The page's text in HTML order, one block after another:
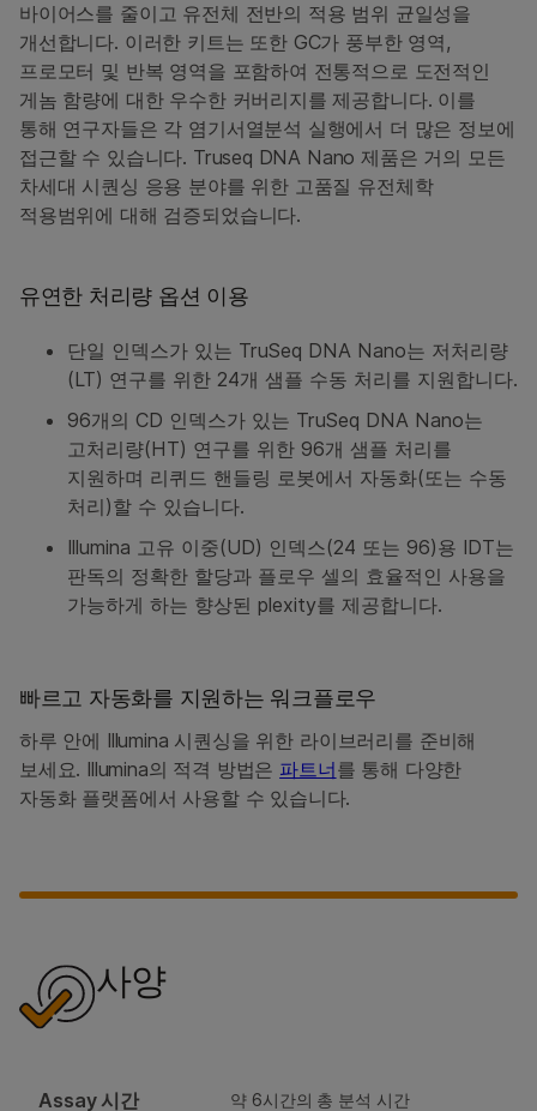
바이어스를 줄이고 유전체 전반의 적용 범위 균일성을
개선합니다. 이러한 키트는 또한 GC가 풍부한 영역,
프로모터 및 반복 영역을 포함하여 전통적으로 도전적인
게놈 함량에 대한 우수한 커버리지를 제공합니다. 이를
통해 연구자들은 각 염기서열분석 실행에서 더 많은 정보에
접근할 수 있습니다. Truseq DNA Nano 제품은 거의 모든
차세대 시퀀싱 응용 분야를 위한 고품질 유전체학
적용범위에 대해 검증되었습니다.
유연한 처리량 옵션 이용
단일 인덱스가 있는 TruSeq DNA Nano는 저처리량
(LT) 연구를 위한 24개 샘플 수동 처리를 지원합니다.
96개의 CD 인덱스가 있는 TruSeq DNA Nano는
고처리량(HT) 연구를 위한 96개 샘플 처리를
지원하며 리퀴드 핸들링 로봇에서 자동화(또는 수동
처리)할 수 있습니다.
Illumina 고유 이중(UD) 인덱스(24 또는 96)용 IDT는
판독의 정확한 할당과 플로우 셀의 효율적인 사용을
가능하게 하는 향상된 plexity를 제공합니다.
빠르고 자동화를 지원하는 워크플로우
하루 안에 Illumina 시퀀싱을 위한 라이브러리를 준비해
보세요. Illumina의 적격 방법은 파트너를 통해 다양한
자동화 플랫폼에서 사용할 수 있습니다.
사양
Assay 시간 약 6시간의 총 분석 시간